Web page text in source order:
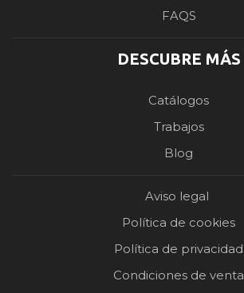
FAQS
DESCUBRE MÁS
Catálogos
Trabajos
Blog
Aviso legal
Política de cookies
Política de privacidad
Condiciones de venta